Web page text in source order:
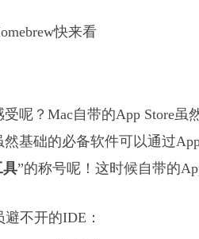
呢？Mac自带的App Store虽
基础的必备软件可以通过
具”的称号呢！这时候自带的
不开的IDE：